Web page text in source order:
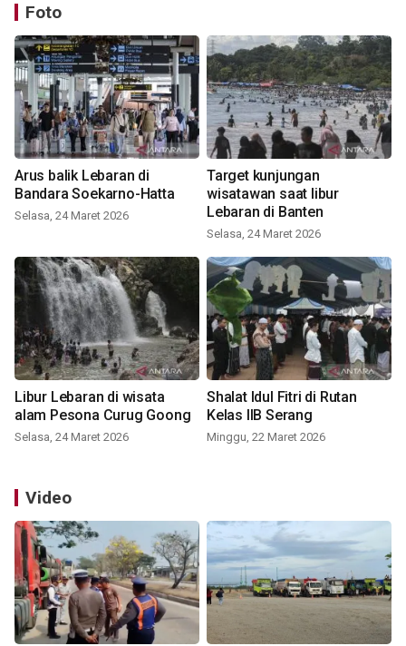
Foto
Arus balik Lebaran di
Bandara Soekarno-Hatta
Selasa, 24 Maret 2026
Target kunjungan
wisatawan saat libur
Lebaran di Banten
Selasa, 24 Maret 2026
Libur Lebaran di wisata
alam Pesona Curug Goong
Selasa, 24 Maret 2026
Shalat Idul Fitri di Rutan
Kelas IIB Serang
Minggu, 22 Maret 2026
Video